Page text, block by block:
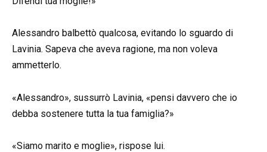
Alessandro balbettò qualcosa, evitando lo sguardo di
Lavinia. Sapeva che aveva ragione, ma non voleva
ammetterlo.
«Alessandro», sussurrò Lavinia, «pensi davvero che io
debba sostenere tutta la tua famiglia?»
«Siamo marito e moglie», rispose lui.